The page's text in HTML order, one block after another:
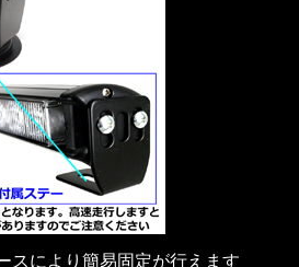
スにより簡易固定が行えます